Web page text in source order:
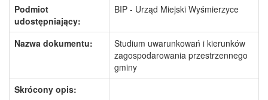
Podmiot
udostępniający:
BIP - Urząd Miejski Wyśmierzyce
Nazwa dokumentu:
Studium uwarunkowań i kierunków
zagospodarowania przestrzennego
gminy
Skrócony opis: